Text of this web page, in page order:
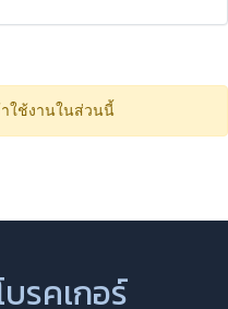
ใช้งานในส่วนนี้
รคเกอร์